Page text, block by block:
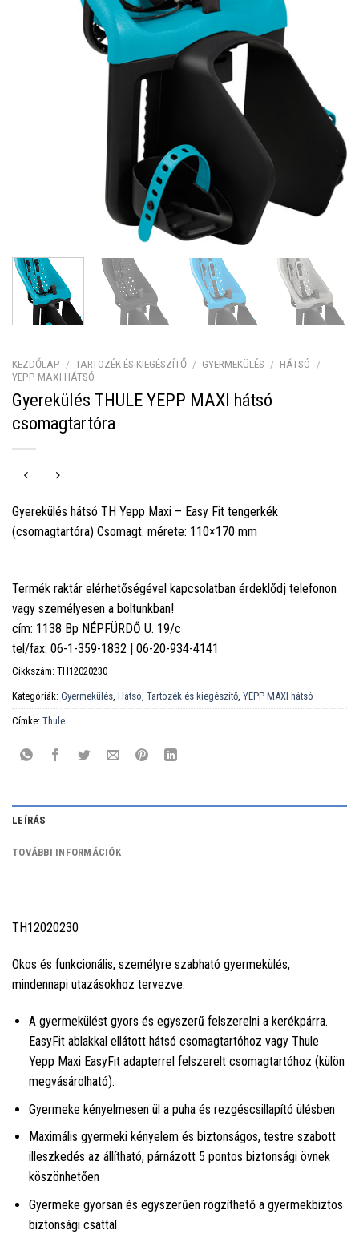
KEZDŐLAP / TARTOZÉK ÉS KIEGÉSZÍTŐ / GYERMEKÜLÉS / HÁTSÓ
/
YEPP MAXI HÁTSÓ
Gyerekülés THULE YEPP MAXI hátsó
csomagtartóra
Gyerekülés hátsó TH Yepp Maxi – Easy Fit tengerkék
(csomagtartóra) Csomagt. mérete: 110×170 mm
Termék raktár elérhetőségével kapcsolatban érdeklődj telefonon
vagy személyesen a boltunkban!
cím: 1138 Bp NÉPFÜRDŐ U. 19/c
tel/fax: 06-1-359-1832 | 06-20-934-4141
Cikkszám: TH12020230
Kategóriák: Gyermekülés Hátsó Tartozék és kiegészítő YEPP MAXI hátsó
Címke: Thule
LEÍRÁS
TOVÁBBI INFORMÁCIÓK
TH12020230
Okos és funkcionális, személyre szabható gyermekülés,
mindennapi utazásokhoz tervezve.
A gyermekülést gyors és egyszerű felszerelni a kerékpárra.
EasyFit ablakkal ellátott hátsó csomagtartóhoz vagy Thule
Yepp Maxi EasyFit adapterrel felszerelt csomagtartóhoz (külön
megvásárolható).
Gyermeke kényelmesen ül a puha és rezgéscsillapító ülésben
Maximális gyermeki kényelem és biztonságos, testre szabott
illeszkedés az állítható, párnázott 5 pontos biztonsági övnek
köszönhetően
Gyermeke gyorsan és egyszerűen rögzíthető a gyermekbiztos
biztonsági csattal